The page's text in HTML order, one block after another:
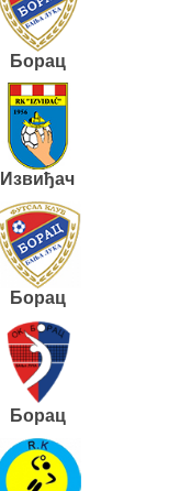
Борац
Извиђач
Борац
Борац